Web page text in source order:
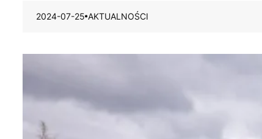
2024-07-25 AKTUALNOŚCI